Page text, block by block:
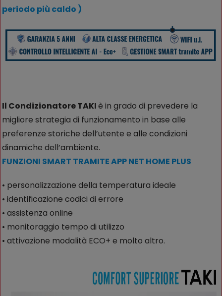
periodo più caldo )
Il Condizionatore TAKIè in grado di prevedere la
migliore strategia di funzionamento in base alle
preferenze storiche dell’utente e alle condizioni
dinamiche dell’ambiente.
FUNZIONI SMART TRAMITE APP NET HOME PLUS
• personalizzazione della temperatura ideale
• identificazione codici di errore
• assistenza online
• monitoraggio tempo di utilizzo
• attivazione modalità ECO+ e molto altro.